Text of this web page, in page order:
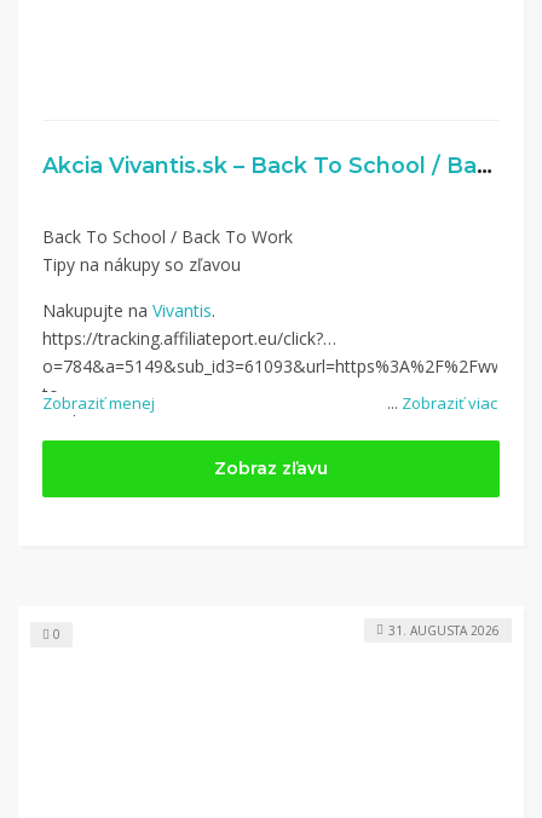
Akcia Vivantis.sk – Back To School / Back To Work
... Zobraziť viac
Back To School / Back To Work
Tipy na nákupy so zľavou
Nakupujte na Vivantis.
https://tracking.affiliateport.eu/click?
o=784&a=5149&sub_id3=61093&url=https%3A%2F%2Fwww.
to-
Zobraziť menej
Zobraz zľavu
0 31. AUGUSTA 2026